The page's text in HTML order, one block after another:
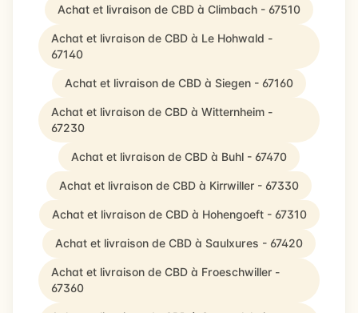
Achat et livraison de CBD à Climbach - 67510
Achat et livraison de CBD à Le Hohwald -
67140
Achat et livraison de CBD à Siegen - 67160
Achat et livraison de CBD à Witternheim -
67230
Achat et livraison de CBD à Buhl - 67470
Achat et livraison de CBD à Kirrwiller - 67330
Achat et livraison de CBD à Hohengoeft - 67310
Achat et livraison de CBD à Saulxures - 67420
Achat et livraison de CBD à Froeschwiller -
67360